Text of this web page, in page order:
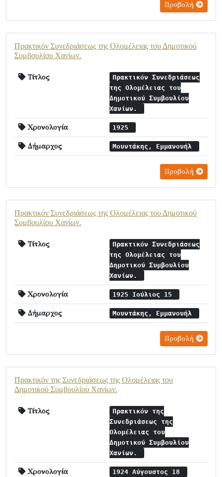
Προβολή
Πρακτικόν Συνεδριάσεως της Ολομέλειας του Δημοτικού
Συμβουλίου Χανίων.
Τίτλος
Πρακτικόν Συνεδριάσεως
της Ολομέλειας του
Δημοτικού Συμβουλίου
Χανίων.
Χρονολογία 1925
Δήμαρχος Μουντάκης, Εμμανουήλ
Προβολή
Πρακτικόν Συνεδριάσεως της Ολομέλειας του Δημοτικού
Συμβουλίου Χανίων.
Τίτλος
Πρακτικόν Συνεδριάσεως
της Ολομέλειας του
Δημοτικού Συμβουλίου
Χανίων.
Χρονολογία 1925 Ιούλιος 15
Δήμαρχος Μουντάκης, Εμμανουήλ
Προβολή
Πρακτικόν της Συνεδριάσεως της Ολομέλειας του
Δημοτικού Συμβουλίου Χανίων.
Τίτλος
Πρακτικόν της
Συνεδριάσεως της
Ολομέλειας του
Δημοτικού Συμβουλίου
Χανίων.
Χρονολογία 1924 Αύγουστος 18